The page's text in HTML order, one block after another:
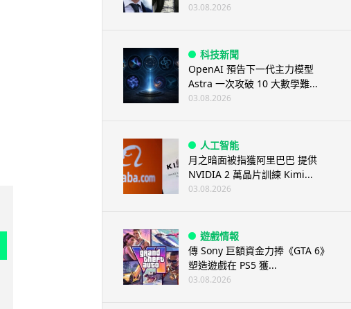
03.08.2026
科技新聞
OpenAI 預告下一代主力模型
Astra 一次攻破 10 大數學難...
03.08.2026
人工智能
月之暗面被指獲阿里巴巴 提供
NVIDIA 2 萬晶片訓練 Kimi...
03.08.2026
遊戲情報
傳 Sony 巨額資金力捧《GTA 6》
塑造遊戲在 PS5 獲...
03.08.2026